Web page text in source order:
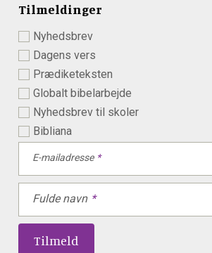
Tilmeldinger
Nyhedsbrev
Dagens vers
Prædiketeksten
Globalt bibelarbejde
Nyhedsbrev til skoler
Bibliana
E-mailadresse
Fulde navn